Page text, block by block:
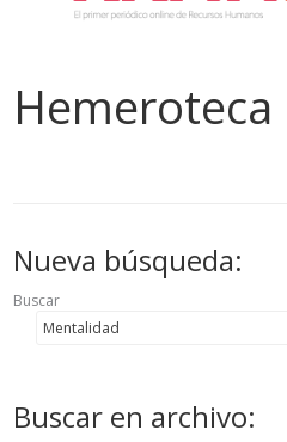
Hemeroteca
Nueva búsqueda:
Buscar
Buscar en archivo: